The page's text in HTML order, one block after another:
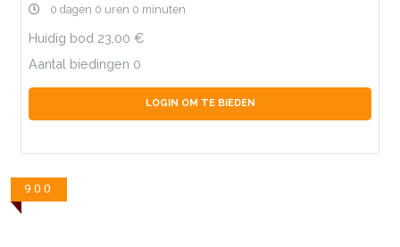
0 dagen 0 uren 0 minuten
Huidig bod 23,00
Aantal biedingen 0
LOGIN OM TE BIEDEN
900